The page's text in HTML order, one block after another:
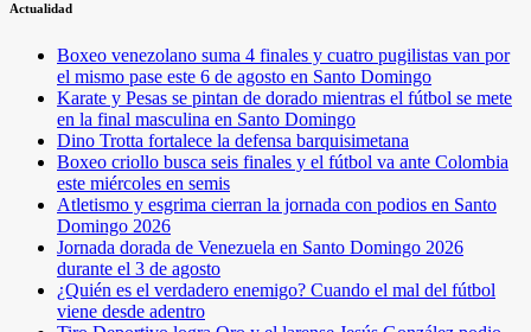
Actualidad
Boxeo venezolano suma 4 finales y cuatro pugilistas van por
el mismo pase este 6 de agosto en Santo Domingo
Karate y Pesas se pintan de dorado mientras el fútbol se mete
en la final masculina en Santo Domingo
Dino Trotta fortalece la defensa barquisimetana
Boxeo criollo busca seis finales y el fútbol va ante Colombia
este miércoles en semis
Atletismo y esgrima cierran la jornada con podios en Santo
Domingo 2026
Jornada dorada de Venezuela en Santo Domingo 2026
durante el 3 de agosto
¿Quién es el verdadero enemigo? Cuando el mal del fútbol
viene desde adentro